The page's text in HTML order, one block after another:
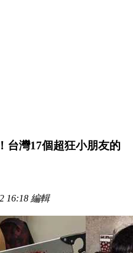
台灣17個超狂小朋友的
16:18 編輯